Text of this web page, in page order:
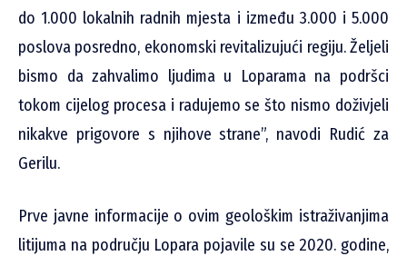
do 1.000 lokalnih radnih mjesta i između 3.000 i 5.000
poslova posredno, ekonomski revitalizujući regiju. Željeli
bismo da zahvalimo ljudima u Loparama na podršci
tokom cijelog procesa i radujemo se što nismo doživjeli
nikakve prigovore s njihove strane”, navodi Rudić za
Gerilu.
Prve javne informacije o ovim geološkim istraživanjima
litijuma na području Lopara pojavile su se 2020. godine,